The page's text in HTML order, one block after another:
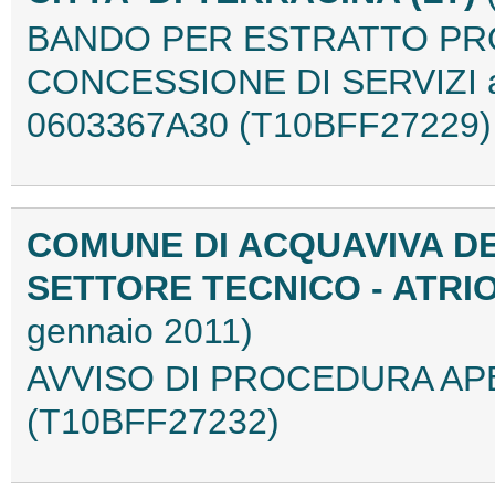
BANDO PER ESTRATTO
CONCESSIONE DI
0603367A30 (T10BFF27229)
COMUNE DI ACQUAVIVA
SETTORE TECNICO -
gennaio 2011)
AVVISO DI PROCEDURA
(T10BFF27232)